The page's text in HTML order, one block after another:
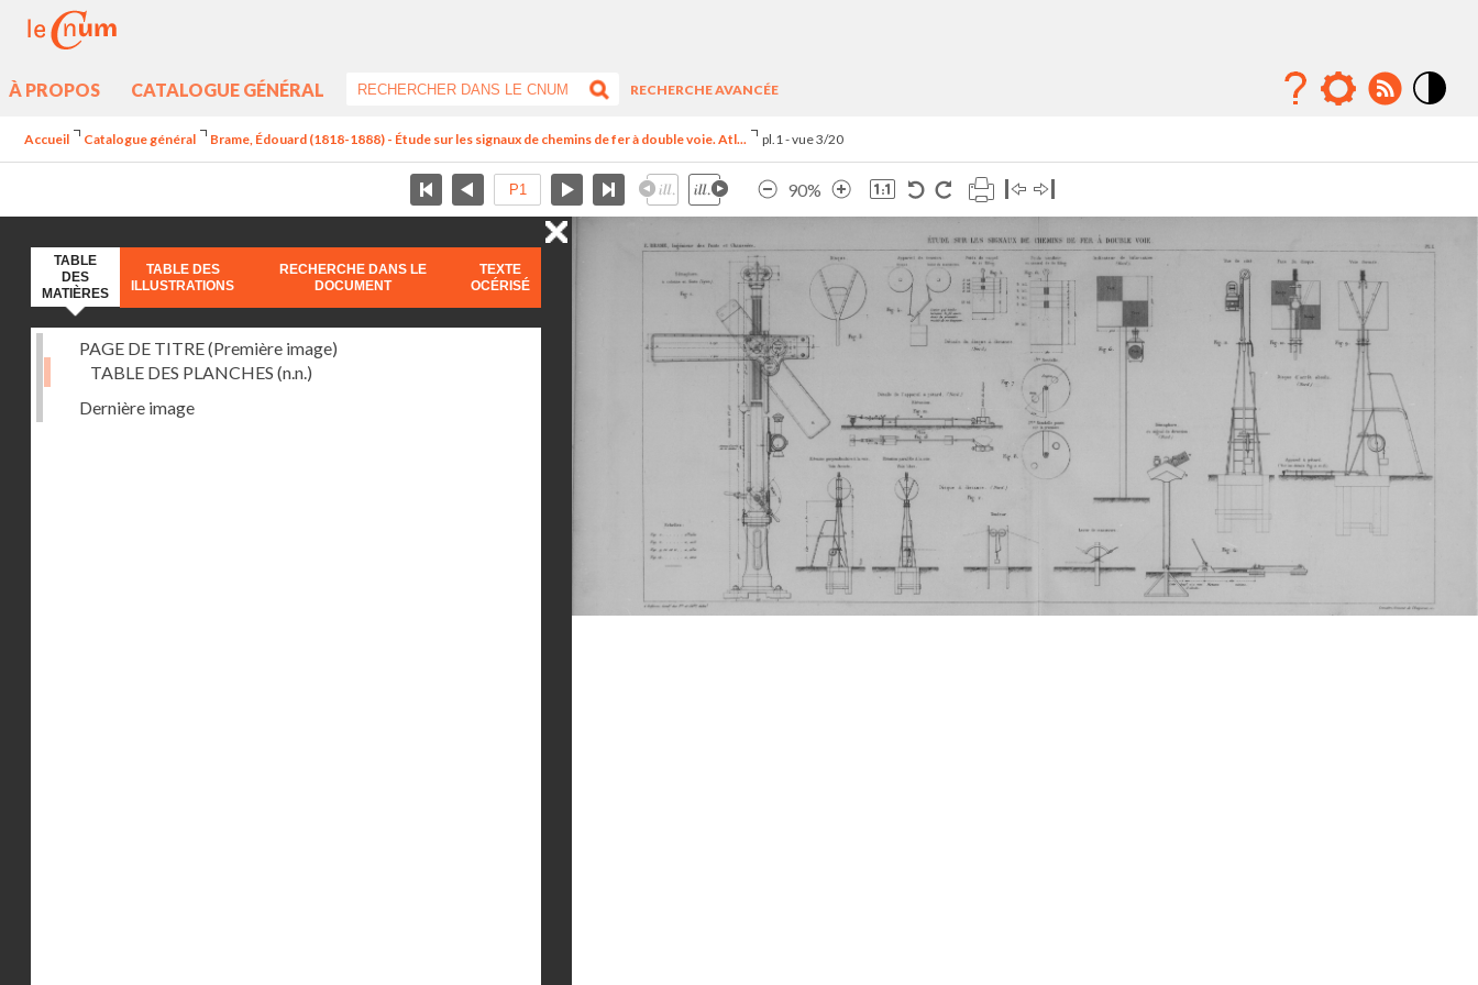
À PROPOS CATALOGUE GÉNÉRAL
RECHERCHE AVANCÉE
Accueil Catalogue général Brame, Édouard (1818-1888) - Étude sur les signaux de chemins de fer à double voie. Atl... pl.1 - vue 3/20
90%
TABLE
DES
MATIÈRES
TABLE DES
ILLUSTRATIONS
RECHERCHE DANS LE
DOCUMENT
TEXTE
OCÉRISÉ
PAGE DE TITRE (Première image)
TABLE DES PLANCHES (n.n.)
Dernière image